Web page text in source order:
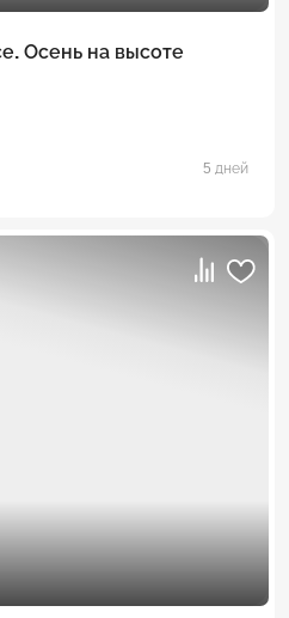
Осень на высоте
5 дней